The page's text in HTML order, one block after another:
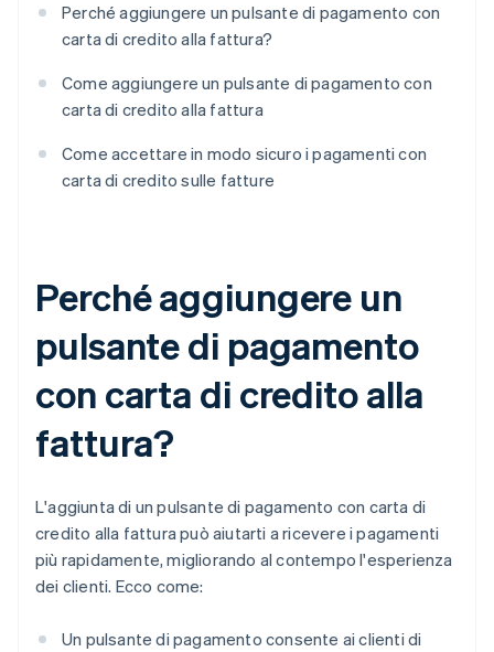
Perché aggiungere un pulsante di pagamento con
carta di credito alla fattura?
Come aggiungere un pulsante di pagamento con
carta di credito alla fattura
Come accettare in modo sicuro i pagamenti con
carta di credito sulle fatture
Perché aggiungere un
pulsante di pagamento
con carta di credito alla
fattura?
L'aggiunta di un pulsante di pagamento con carta di
credito alla fattura può aiutarti a ricevere i pagamenti
più rapidamente, migliorando al contempo l'esperienza
dei clienti. Ecco come:
Un pulsante di pagamento consente ai clienti di